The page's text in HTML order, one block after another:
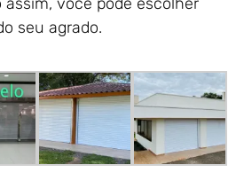
seu agrado.